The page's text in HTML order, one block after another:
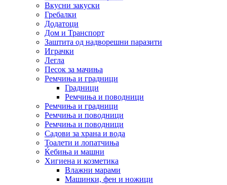
Вкусни закуски
Гребалки
Додатоци
Дом и Транспорт
Заштита од надворешни паразити
Играчки
Легла
Песок за мачиња
Ремчиња и градници
Градници
Ремчиња и поводници
Ремчиња и градници
Ремчиња и поводници
Ремчиња и поводници
Садови за храна и вода
Тоалети и лопатчиња
Ќебиња и машни
Хигиена и козметика
Влажни марами
Машинки, фен и ножици